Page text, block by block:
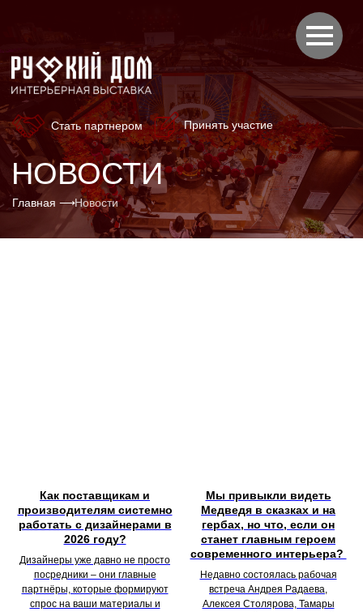
НОВОСТИ
Новости
Главная ⟶
Стать партнером Принять участие
Как поставщикам и
производителям системно
работать с дизайнерами в
2026 году?
Дизайнеры уже давно не просто
посредники – они главные
партнёры, которые формируют
спрос на ваши материалы и
Мы привыкли видеть
Медведя в сказках и на
гербах, но что, если он
станет главным героем
современного интерьера?
Недавно состоялась рабочая
встреча Андрея Радаева,
Алексея Столярова, Тамары